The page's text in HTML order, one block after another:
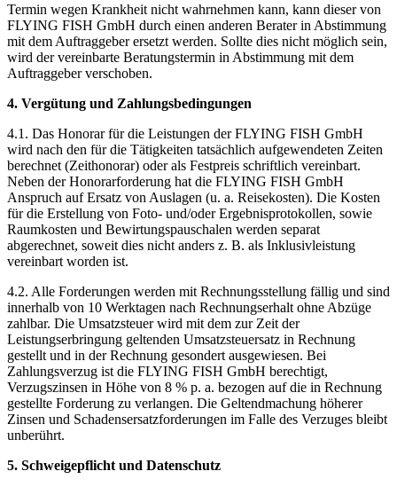
Termin wegen Krankheit nicht wahrnehmen kann, kann dieser von
FLYING FISH GmbH durch einen anderen Berater in Abstimmung
mit dem Auftraggeber ersetzt werden. Sollte dies nicht möglich sein,
wird der vereinbarte Beratungstermin in Abstimmung mit dem
Auftraggeber verschoben.
4. Vergütung und Zahlungsbedingungen
4.1. Das Honorar für die Leistungen der FLYING FISH GmbH
wird nach den für die Tätigkeiten tatsächlich aufgewendeten Zeiten
berechnet (Zeithonorar) oder als Festpreis schriftlich vereinbart.
Neben der Honorarforderung hat die FLYING FISH GmbH
Anspruch auf Ersatz von Auslagen (u. a. Reisekosten). Die Kosten
für die Erstellung von Foto- und/oder Ergebnisprotokollen, sowie
Raumkosten und Bewirtungspauschalen werden separat
abgerechnet, soweit dies nicht anders z. B. als Inklusivleistung
vereinbart worden ist.
4.2. Alle Forderungen werden mit Rechnungsstellung fällig und sind
innerhalb von 10 Werktagen nach Rechnungserhalt ohne Abzüge
zahlbar. Die Umsatzsteuer wird mit dem zur Zeit der
Leistungserbringung geltenden Umsatzsteuersatz in Rechnung
gestellt und in der Rechnung gesondert ausgewiesen. Bei
Zahlungsverzug ist die FLYING FISH GmbH berechtigt,
Verzugszinsen in Höhe von 8 % p. a. bezogen auf die in Rechnung
gestellte Forderung zu verlangen. Die Geltendmachung höherer
Zinsen und Schadensersatzforderungen im Falle des Verzuges bleibt
unberührt.
5. Schweigepflicht und Datenschutz